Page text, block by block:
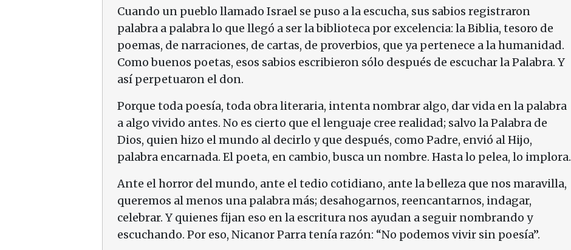
Cuando un pueblo llamado Israel se puso a la escucha, sus sabios registraron
palabra a palabra lo que llegó a ser la biblioteca por excelencia: la Biblia, tesoro de
poemas, de narraciones, de cartas, de proverbios, que ya pertenece a la humanidad.
Como buenos poetas, esos sabios escribieron sólo después de escuchar la Palabra. Y
así perpetuaron el don.
Porque toda poesía, toda obra literaria, intenta nombrar algo, dar vida en la palabra
a algo vivido antes. No es cierto que el lenguaje cree realidad; salvo la Palabra de
Dios, quien hizo el mundo al decirlo y que después, como Padre, envió al Hijo,
palabra encarnada. El poeta, en cambio, busca un nombre. Hasta lo pelea, lo implora.
Ante el horror del mundo, ante el tedio cotidiano, ante la belleza que nos maravilla,
queremos al menos una palabra más; desahogarnos, reencantarnos, indagar,
celebrar. Y quienes fijan eso en la escritura nos ayudan a seguir nombrando y
escuchando. Por eso, Nicanor Parra tenía razón: “No podemos vivir sin poesía”.